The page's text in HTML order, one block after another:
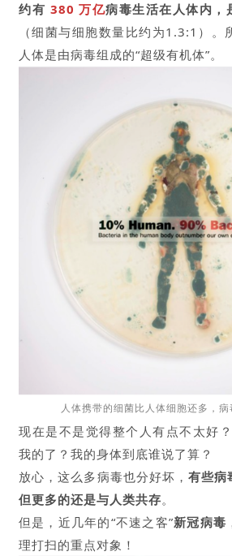
约有 380 万亿病毒生活在人体内
（细菌与细胞数量比约为1.3:1）。
人体是由病毒组成的“超级有机体”。
人体携带的细菌比人体细胞还多，
现在是不是觉得整个人有点不太好
我的了？我的身体到底谁说了算？
放心，这么多病毒也分好坏，有些病
但更多的还是与人类共存。
但是，近几年的“不速之客”新冠病毒
理打扫的重点对象！